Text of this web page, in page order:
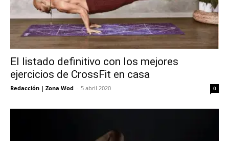
El listado definitivo con los mejores
ejercicios de CrossFit en casa
Redacción | Zona Wod - 5 abril 2020 0